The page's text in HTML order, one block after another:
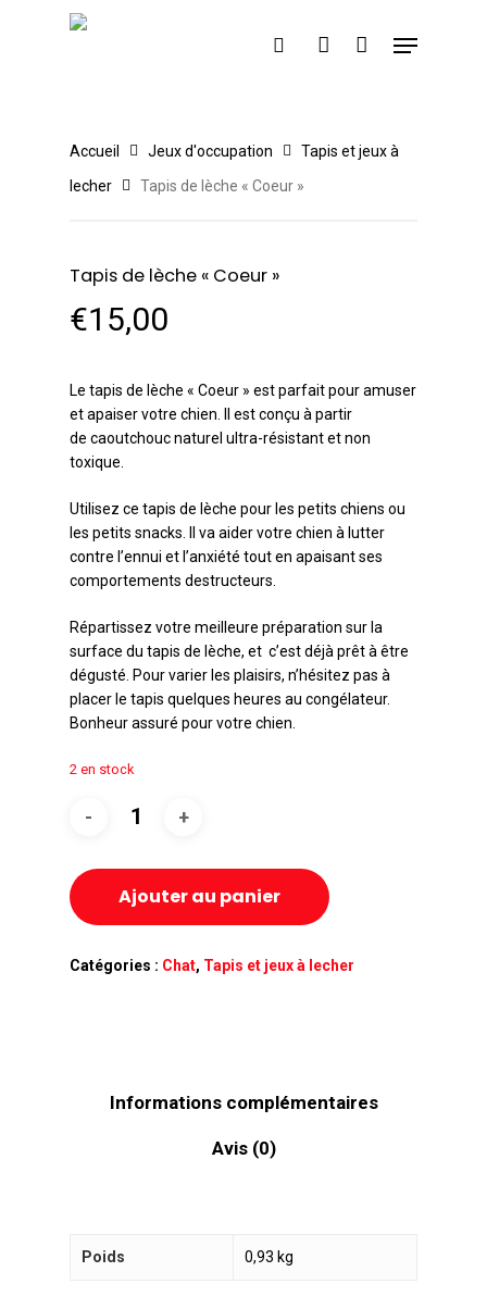
search account
Menu
Close
Accueil Jeux d'occupation
Tapis et jeux à
lecher
Tapis de lèche « Coeur »
Tapis de lèche « Coeur »
€15,00
Le tapis de lèche « Coeur » est parfait pour amuser
et apaiser votre chien. Il est conçu à partir
de caoutchouc naturel ultra-résistant et non
toxique.
Utilisez ce tapis de lèche pour les petits chiens ou
les petits snacks. Il va aider votre chien à lutter
contre l’ennui et l’anxiété tout en apaisant ses
comportements destructeurs.
Répartissez votre meilleure préparation sur la
surface du tapis de lèche, et c’est déjà prêt à être
dégusté. Pour varier les plaisirs, n’hésitez pas à
placer le tapis quelques heures au congélateur.
Bonheur assuré pour votre chien.
2 en stock
Ajouter au panier
Catégories : Chat, Tapis et jeux à lecher
Informations complémentaires
Avis (0)
Poids 0,93 kg